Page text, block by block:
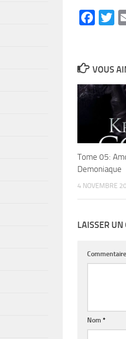
VOUS
Tome 05:
Demoniaque
4 NOVEMBRE
LAISSER
Commentaire
Nom *